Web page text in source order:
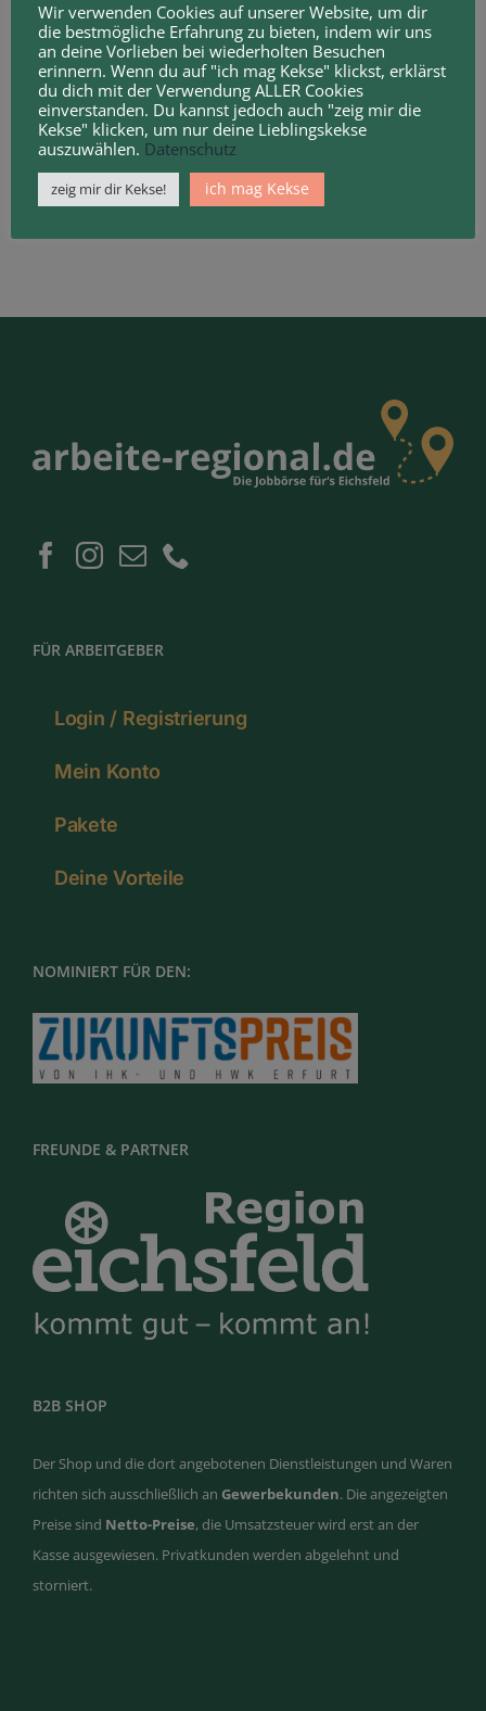
Durch Anklicken des Kontrollkästchens erklären
Sie sich mit unserenGeschäftsbedingungenund
Datenschutzbestimmungen einverstanden.
FÜR ARBEITGEBER
Login / Registrierung
Mein Konto
Pakete
Deine Vorteile
NOMINIERT FÜR DEN:
FREUNDE & PARTNER
B2B SHOP
Der Shop und die dort angebotenen Dienstleistungen und Waren
richten sich ausschließlich an Gewerbekunden. Die angezeigten
Preise sind Netto-Preise, die Umsatzsteuer wird erst an der
Kasse ausgewiesen. Privatkunden werden abgelehnt und
storniert.
Wir verwenden Cookies auf unserer Website, um dir
die bestmögliche Erfahrung zu bieten, indem wir uns
an deine Vorlieben bei wiederholten Besuchen
erinnern. Wenn du auf "ich mag Kekse" klickst, erklärst
du dich mit der Verwendung ALLER Cookies
einverstanden. Du kannst jedoch auch "zeig mir die
Kekse" klicken, um nur deine Lieblingskekse
auszuwählen. Datenschutz
zeig mir dir Kekse! ich mag Kekse